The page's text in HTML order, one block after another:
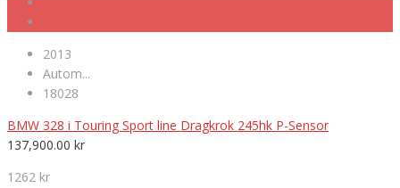
2013
Autom...
18028
BMW 328 i Touring Sport line Dragkrok 245hk P-Sensor
137,900.00 kr
1262 kr